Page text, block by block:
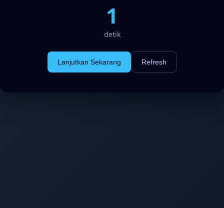
1
detik
Lanjutkan Sekarang Refresh